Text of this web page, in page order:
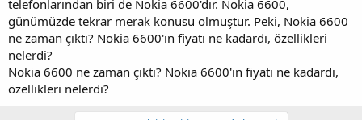
a
t
a
n
r
i
h
telefonlarından biri de Nokia 6600'dır. Nokia 6600,
günümüzde tekrar merak konusu olmuştur. Peki, Nokia 6600
ne zaman çıktı? Nokia 6600'ın fiyatı ne kadardı, özellikleri
nelerdi?
Nokia 6600 ne zaman çıktı? Nokia 6600'ın fiyatı ne kadardı,
özellikleri nelerdi?